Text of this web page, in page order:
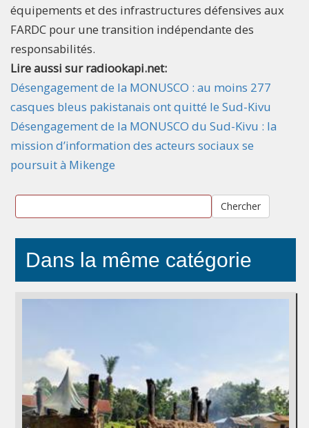
équipements et des infrastructures défensives aux
FARDC pour une transition indépendante des
responsabilités.
Lire aussi sur radiookapi.net:
Désengagement de la MONUSCO : au moins 277
casques bleus pakistanais ont quitté le Sud-Kivu
Désengagement de la MONUSCO du Sud-Kivu : la
mission d’information des acteurs sociaux se
poursuit à Mikenge
Chercher
Dans la même catégorie